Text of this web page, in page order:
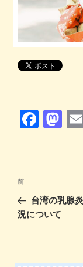
F
b
o
M
d
投
ナ
前
の
投
前
台湾の乳腺
況について